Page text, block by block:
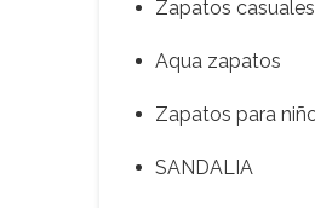
Zapatos casuales
Aqua zapatos
SANDALIA